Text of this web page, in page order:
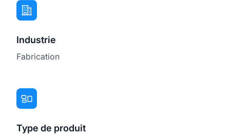
Industrie
Fabrication
Type de produit